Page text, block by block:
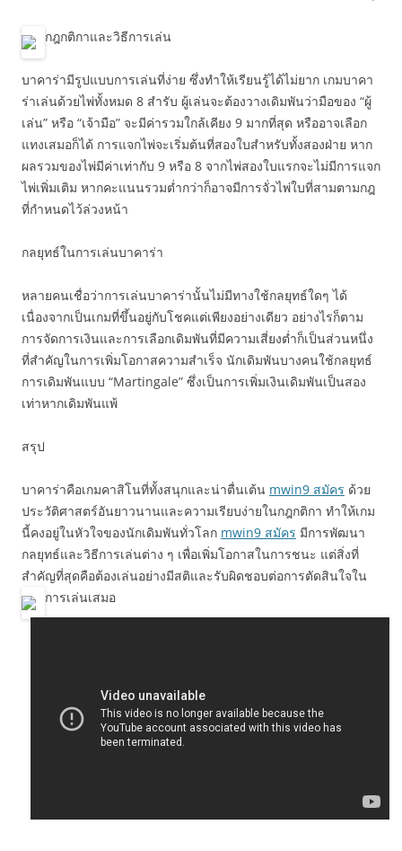
กฎกติกาและวิธีการเล่น
บาคาร่ามีรูปแบบการเล่นที่ง่าย ซึ่งทำให้เรียนรู้ได้ไม่ยาก เกมบาคา
ร่าเล่นด้วยไพ่ทั้งหมด 8 สำรับ ผู้เล่นจะต้องวางเดิมพันว่ามือของ “ผู้
เล่น” หรือ “เจ้ามือ” จะมีค่ารวมใกล้เคียง 9 มากที่สุด หรืออาจเลือก
แทงเสมอก็ได้ การแจกไพ่จะเริ่มต้นที่สองใบสำหรับทั้งสองฝ่าย หาก
ผลรวมของไพ่มีค่าเท่ากับ 9 หรือ 8 จากไพ่สองใบแรกจะไม่มีการแจก
ไพ่เพิ่มเติม หากคะแนนรวมต่ำกว่าก็อาจมีการจั่วไพ่ใบที่สามตามกฎ
ที่กำหนดไว้ล่วงหน้า
กลยุทธ์ในการเล่นบาคาร่า
หลายคนเชื่อว่าการเล่นบาคาร่านั้นไม่มีทางใช้กลยุทธ์ใดๆ ได้
เนื่องจากเป็นเกมที่ขึ้นอยู่กับโชคแต่เพียงอย่างเดียว อย่างไรก็ตาม
การจัดการเงินและการเลือกเดิมพันที่มีความเสี่ยงต่ำก็เป็นส่วนหนึ่ง
ที่สำคัญในการเพิ่มโอกาสความสำเร็จ นักเดิมพันบางคนใช้กลยุทธ์
การเดิมพันแบบ “Martingale” ซึ่งเป็นการเพิ่มเงินเดิมพันเป็นสอง
เท่าหากเดิมพันแพ้
สรุป
บาคาร่าคือเกมคาสิโนที่ทั้งสนุกและน่าตื่นเต้น mwin9 สมัคร ด้วย
ประวัติศาสตร์อันยาวนานและความเรียบง่ายในกฎกติกา ทำให้เกม
นี้คงอยู่ในหัวใจของนักเดิมพันทั่วโลก mwin9 สมัคร มีการพัฒนา
กลยุทธ์และวิธีการเล่นต่าง ๆ เพื่อเพิ่มโอกาสในการชนะ แต่สิ่งที่
สำคัญที่สุดคือต้องเล่นอย่างมีสติและรับผิดชอบต่อการตัดสินใจใน
การเล่นเสมอ